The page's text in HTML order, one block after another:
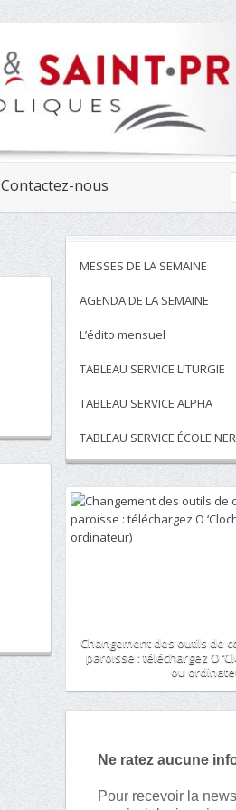
Contactez-nous
MESSES DE LA SEMAINE
AGENDA DE LA SEMAINE
L’édito mensuel
TABLEAU SERVICE LITURGIE
TABLEAU SERVICE ALPHA
TABLEAU SERVICE ÉCOLE
Changement des outils de
paroisse : téléchargez O
ou
Ne ratez aucune
Pour recevoir la